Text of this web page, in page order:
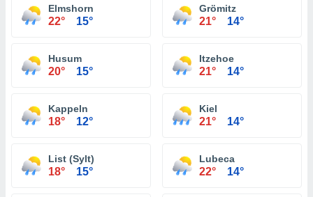
Elmshorn
22° 15°
Grömitz
21° 14°
Husum
20° 15°
Itzehoe
21° 14°
Kappeln
18° 12°
Kiel
21° 14°
List (Sylt)
18° 15°
Lubeca
22° 14°